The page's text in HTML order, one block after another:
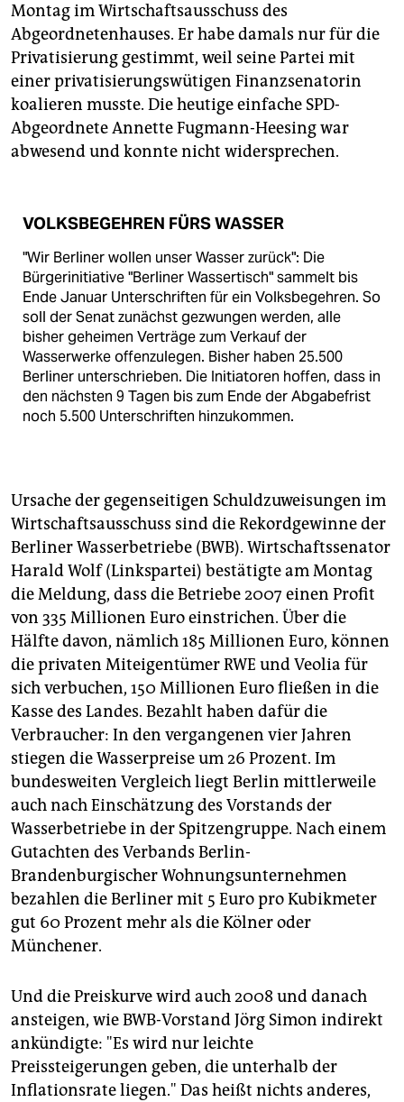
Montag im Wirtschaftsausschuss des
Abgeordnetenhauses. Er habe damals nur für die
Privatisierung gestimmt, weil seine Partei mit
einer privatisierungswütigen Finanzsenatorin
koalieren musste. Die heutige einfache SPD-
Abgeordnete Annette Fugmann-Heesing war
abwesend und konnte nicht widersprechen.
VOLKSBEGEHREN FÜRS WASSER
"Wir Berliner wollen unser Wasser zurück": Die
Bürgerinitiative "Berliner Wassertisch" sammelt bis
Ende Januar Unterschriften für ein Volksbegehren. So
soll der Senat zunächst gezwungen werden, alle
bisher geheimen Verträge zum Verkauf der
Wasserwerke offenzulegen. Bisher haben 25.500
Berliner unterschrieben. Die Initiatoren hoffen, dass in
den nächsten 9 Tagen bis zum Ende der Abgabefrist
noch 5.500 Unterschriften hinzukommen.
Ursache der gegenseitigen Schuldzuweisungen im
Wirtschaftsausschuss sind die Rekordgewinne der
Berliner Wasserbetriebe (BWB). Wirtschaftssenator
Harald Wolf (Linkspartei) bestätigte am Montag
die Meldung, dass die Betriebe 2007 einen Profit
von 335 Millionen Euro einstrichen. Über die
Hälfte davon, nämlich 185 Millionen Euro, können
die privaten Miteigentümer RWE und Veolia für
sich verbuchen, 150 Millionen Euro fließen in die
Kasse des Landes. Bezahlt haben dafür die
Verbraucher: In den vergangenen vier Jahren
stiegen die Wasserpreise um 26 Prozent. Im
bundesweiten Vergleich liegt Berlin mittlerweile
auch nach Einschätzung des Vorstands der
Wasserbetriebe in der Spitzengruppe. Nach einem
Gutachten des Verbands Berlin-
Brandenburgischer Wohnungsunternehmen
bezahlen die Berliner mit 5 Euro pro Kubikmeter
gut 60 Prozent mehr als die Kölner oder
Münchener.
Und die Preiskurve wird auch 2008 und danach
ansteigen, wie BWB-Vorstand Jörg Simon indirekt
ankündigte: "Es wird nur leichte
Preissteigerungen geben, die unterhalb der
Inflationsrate liegen." Das heißt nichts anderes,